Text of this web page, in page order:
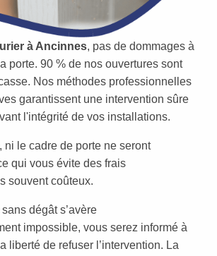
à Ancinnes, pas de dommages à
porte. 90 % de nos ouvertures sont
Nos méthodes professionnelles
garantissent une intervention sûre
l'intégrité de vos installations.
ni le cadre de porte ne seront
qui vous évite des frais
souvent coûteux.
dégât s’avère
impossible, vous serez informé à
liberté de refuser l’intervention. La